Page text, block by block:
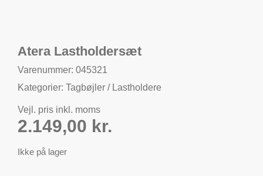
Atera Lastholdersæt
Varenummer: 045321
Kategorier: Tagbøjler / Lastholdere
Vejl. pris inkl. moms
2.149,00 kr.
Ikke på lager